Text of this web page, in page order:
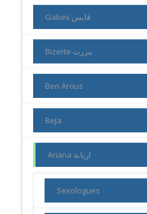
Gabes قابس
Bizerte بنزرت
Ben Arous
Beja
Ariana اريانة
Sexologues